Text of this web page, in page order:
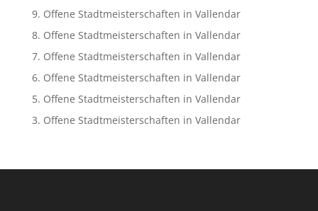
9. Offene Stadtmeisterschaften in Vallendar
8. Offene Stadtmeisterschaften in Vallendar
7. Offene Stadtmeisterschaften in Vallendar
6. Offene Stadtmeisterschaften in Vallendar
5. Offene Stadtmeisterschaften in Vallendar
3. Offene Stadtmeisterschaften in Vallendar